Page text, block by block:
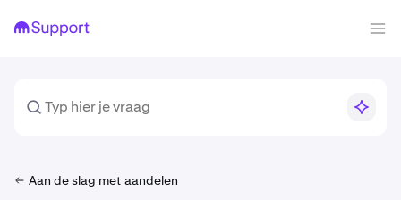
Aan de slag met aandelen